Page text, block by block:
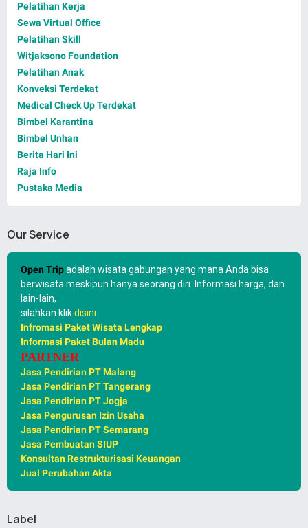
Pelatihan Kerja
Sewa Virtual Office
Pelatihan Skill
Witjaksono Foundation
Pelatihan Anak
Konveksi Terdekat
Medical Check Up Terdekat
Bimbel Karantina
Bimbel Unhan
Berita Hari Ini
Raja Info
Pustaka Media
Our Service
Open Tripadalah wisata gabungan yang mana Anda bisa
berwisata meskipun hanya seorang diri. Informasi harga, dan
lain-lain,
silahkan klikdisini
Infromasi Paket Wisata Lengkap
Informasi Paket Bulan Madu
PARTNER
Jasa Pendirian PT Malang
Jasa Pendirian PT Tangerang
Jasa Pendirian PT Jogja
Jasa Pengurusan Izin Usaha
Jasa Pendirian PT Semarang
Jasa Pembuatan SIUP
Konsultan Restrukturisasi Keuangan
Jual Perubahan Akta
Label